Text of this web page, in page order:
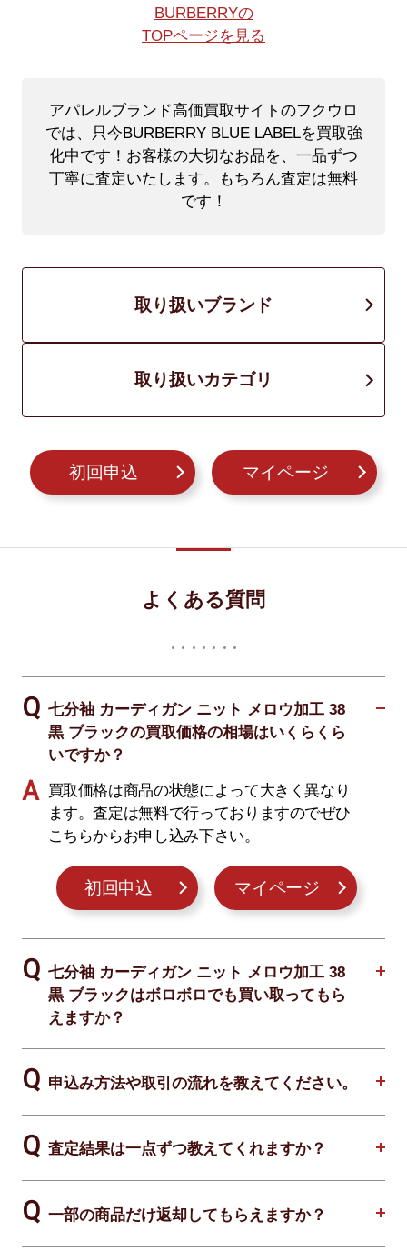
BURBERRYの
TOPページを見る
アパレルブランド高価買取サイトのフクウロ
では、只今BURBERRY BLUE LABELを買取強
化中です！ お客様の大切なお品を、一品ずつ
丁寧に査定いたします。もちろん査定は無料
です！
取り扱いブランド
取り扱いカテゴリ
初回申込 マイページ
よくある質問
七分袖 カーディガン ニット メロウ加工 38
黒 ブラックの買取価格の相場はいくらくら
いですか？
買取価格は商品の状態によって大きく異なり
ます。査定は無料で行っておりますのでぜひ
こちらからお申し込み下さい。
初回申込 マイページ
七分袖 カーディガン ニット メロウ加工 38
黒 ブラックはボロボロでも買い取ってもら
えますか？
申込み方法や取引の流れを教えてください。
査定結果は一点ずつ教えてくれますか？
一部の商品だけ返却してもらえますか？